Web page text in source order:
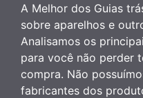
A Melhor dos Guias
sobre aparelhos e
Analisamos os
para você não perder
compra. Não
fabricantes dos